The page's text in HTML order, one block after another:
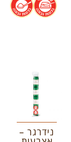
נידרגר –